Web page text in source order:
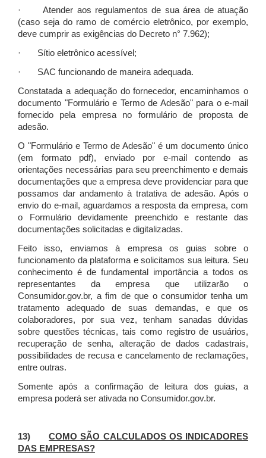
· Atender aos regulamentos de sua área de atuação
(caso seja do ramo de comércio eletrônico, por exemplo,
deve cumprir as exigências do Decreto n° 7.962);
· Sítio eletrônico acessível;
· SAC funcionando de maneira adequada.
Constatada a adequação do fornecedor, encaminhamos o
documento "Formulário e Termo de Adesão" para o e-mail
fornecido pela empresa no formulário de proposta de
adesão.
O "Formulário e Termo de Adesão" é um documento único
(em formato pdf), enviado por e-mail contendo as
orientações necessárias para seu preenchimento e demais
documentações que a empresa deve providenciar para que
possamos dar andamento à tratativa de adesão. Após o
envio do e-mail, aguardamos a resposta da empresa, com
o Formulário devidamente preenchido e restante das
documentações solicitadas e digitalizadas.
Feito isso, enviamos à empresa os guias sobre o
funcionamento da plataforma e solicitamos sua leitura. Seu
conhecimento é de fundamental importância a todos os
representantes da empresa que utilizarão o
Consumidor.gov.br, a fim de que o consumidor tenha um
tratamento adequado de suas demandas, e que os
colaboradores, por sua vez, tenham sanadas dúvidas
sobre questões técnicas, tais como registro de usuários,
recuperação de senha, alteração de dados cadastrais,
possibilidades de recusa e cancelamento de reclamações,
entre outras.
Somente após a confirmação de leitura dos guias, a
empresa poderá ser ativada no Consumidor.gov.br.
13)COMO SÃO CALCULADOS OS INDICADORES
DAS EMPRESAS?